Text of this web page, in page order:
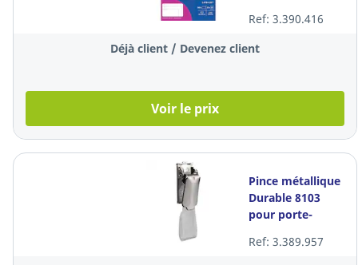
les 540 badges
Ref: 3.390.416
Déjà client / Devenez client
Voir le prix
Pince métallique
Durable 8103
pour porte-
de 25 pinces
Ref: 3.389.957